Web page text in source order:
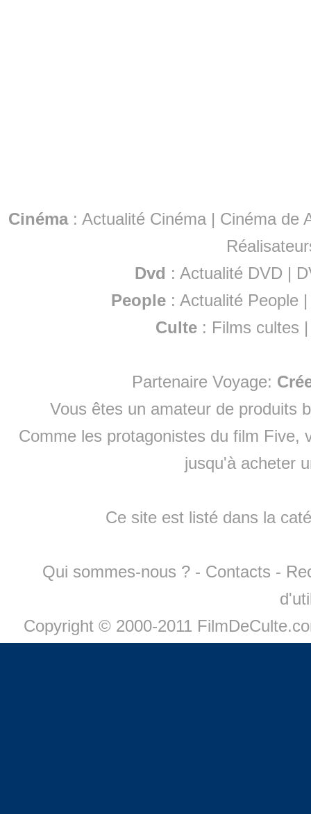
Cinéma: Actualité Cinéma | Cinéma de
Dvd : Actualité DVD |
People :Actualité People
Culte : Films cultes
Partenaire Voyage:
Vous êtes un amateur de produits
Comme les protagonistes du film Five,
jusqu'à acheter
Ce site est listé dans la
Qui sommes-nous ? - Contacts -
Copyright © 2000-2011